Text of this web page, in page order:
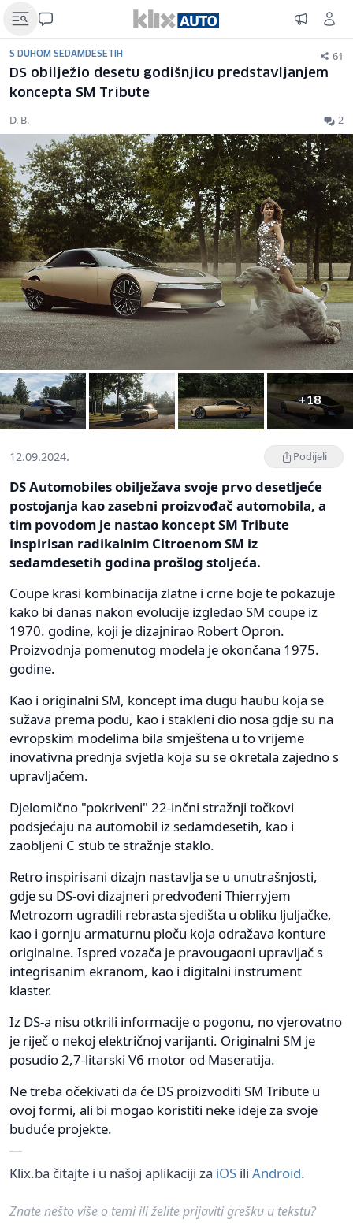
S DUHOM SEDAMDESETIH 61
DS obilježio desetu godišnjicu predstavljanjem
koncepta SM Tribute
D. B. 2
+18
12.09.2024. Podijeli
DS Automobiles obilježava svoje prvo desetljeće
postojanja kao zasebni proizvođač automobila, a
tim povodom je nastao koncept SM Tribute
inspirisan radikalnim Citroenom SM iz
sedamdesetih godina prošlog stoljeća.
Coupe krasi kombinacija zlatne i crne boje te pokazuje
kako bi danas nakon evolucije izgledao SM coupe iz
1970. godine, koji je dizajnirao Robert Opron.
Proizvodnja pomenutog modela je okončana 1975.
godine.
Kao i originalni SM, koncept ima dugu haubu koja se
sužava prema podu, kao i stakleni dio nosa gdje su na
evropskim modelima bila smještena u to vrijeme
inovativna prednja svjetla koja su se okretala zajedno s
upravljačem.
Djelomično "pokriveni" 22-inčni stražnji točkovi
podsjećaju na automobil iz sedamdesetih, kao i
zaobljeni C stub te stražnje staklo.
Retro inspirisani dizajn nastavlja se u unutrašnjosti,
gdje su DS-ovi dizajneri predvođeni Thierryjem
Metrozom ugradili rebrasta sjedišta u obliku ljuljačke,
kao i gornju armaturnu ploču koja odražava konture
originalne. Ispred vozača je pravougaoni upravljač s
integrisanim ekranom, kao i digitalni instrument
klaster.
Iz DS-a nisu otkrili informacije o pogonu, no vjerovatno
je riječ o nekoj električnoj varijanti. Originalni SM je
posudio 2,7-litarski V6 motor od Maseratija.
Ne treba očekivati da će DS proizvoditi SM Tribute u
ovoj formi, ali bi mogao koristiti neke ideje za svoje
buduće projekte.
Klix.ba čitajte i u našoj aplikaciji za iOS ili Android.
Znate nešto više o temi ili želite prijaviti grešku u tekstu?